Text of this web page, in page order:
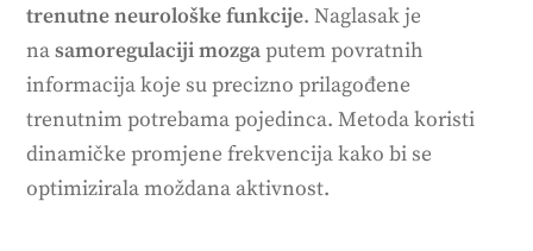
trenutne neurološke funkcije. Naglasak je
nasamoregulaciji mozgaputem povratnih
informacija koje su precizno prilagođene
trenutnim potrebama pojedinca. Metoda koristi
dinamičke promjene frekvencija kako bi se
optimizirala moždana aktivnost.